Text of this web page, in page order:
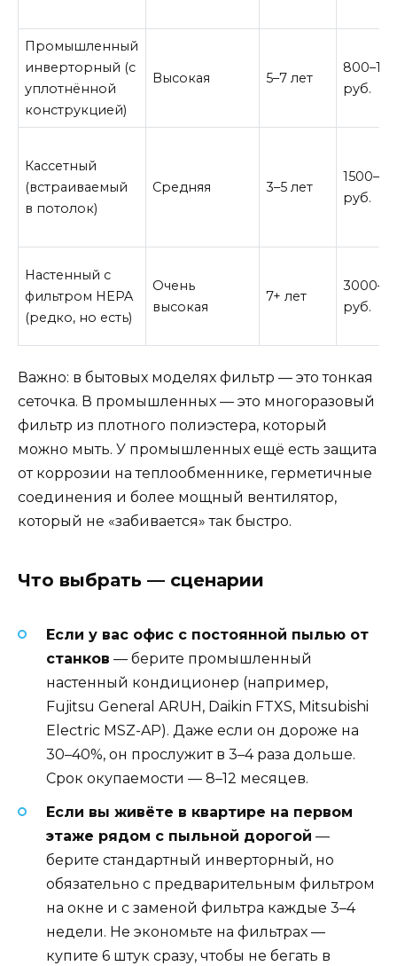
Промышленный
инверторный (с
уплотнённой
конструкцией)
Высокая 5–7 лет
руб.
Кассетный
(встраиваемый
в потолок)
Средняя 3–5 лет
руб.
Настенный с
фильтром HEPA
(редко, но есть)
Очень
высокая
7+ лет
руб.
Важно: в бытовых моделях фильтр — это тонкая
сеточка. В промышленных — это многоразовый
фильтр из плотного полиэстера, который
можно мыть. У промышленных ещё есть защита
от коррозии на теплообменнике, герметичные
соединения и более мощный вентилятор,
который не «забивается» так быстро.
Что выбрать — сценарии
Если у вас офис с постоянной пылью от
станков — берите промышленный
настенный кондиционер (например,
Fujitsu General ARUH, Daikin FTXS, Mitsubishi
Electric MSZ-AP). Даже если он дороже на
30–40%, он прослужит в 3–4 раза дольше.
Срок окупаемости — 8–12 месяцев.
Если вы живёте в квартире на первом
этаже рядом с пыльной дорогой —
берите стандартный инверторный, но
обязательно с предварительным фильтром
на окне и с заменой фильтра каждые 3–4
недели. Не экономьте на фильтрах —
купите 6 штук сразу, чтобы не бегать в